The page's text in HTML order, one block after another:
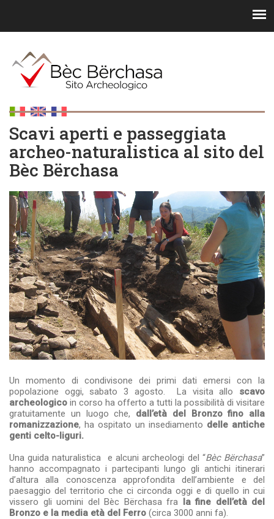
Scavi aperti e passeggiata
archeo-naturalistica al sito del
Bèc Bërchasa
Un momento di condivisone dei primi dati emersi con la
popolazione oggi, sabato 3 agosto. La visita allo scavo
archeologico in corso ha offerto a tutti la possibilità di visitare
gratuitamente un luogo che, dall’età del Bronzo fino alla
romanizzazione, ha ospitato un insediamento delle antiche
genti celto-liguri.
Una guida naturalistica e alcuni archeologi del “Bèc Bërchasa”
hanno accompagnato i partecipanti lungo gli antichi itinerari
d’altura alla conoscenza approfondita dell’ambiente e del
paesaggio del territorio che ci circonda oggi e di quello in cui
vissero gli uomini del Bèc Bërchasa fra
la fine dell’età del
Bronzo e la media età del Ferro (circa 3000 anni fa).